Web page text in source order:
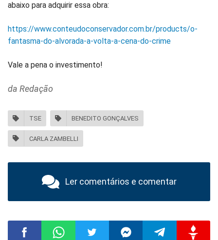
abaixo para adquirir essa obra:
https://www.conteudoconservador.com.br/products/o-
fantasma-do-alvorada-a-volta-a-cena-do-crime
Vale a pena o investimento!
da Redação
TSE BENEDITO GONÇALVES
CARLA ZAMBELLI
Ler comentários e comentar